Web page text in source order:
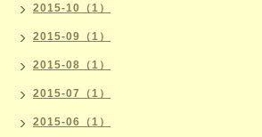
2015-10（1）
2015-09（1）
2015-08（1）
2015-07（1）
2015-06（1）